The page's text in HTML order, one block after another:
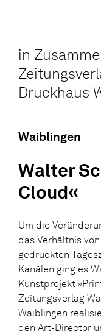
in
Druckhaus
Waiblingen
Walter
Cloud«
Um die
das Verhältnis
gedruckten
Kanälen ging es
Kunstprojekt
Zeitungsverlag
Waiblingen
den Art-Director